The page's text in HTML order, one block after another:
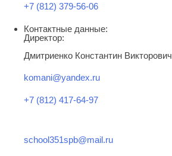
+7 (812) 379-56-06
Контактные данные:
Директор:
Дмитриенко Константин Викторович
komani@yandex.ru
+7 (812) 417-64-97
school351spb@mail.ru